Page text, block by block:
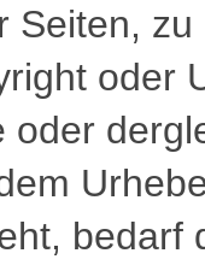
Seiten,
oder
oder
bedarf